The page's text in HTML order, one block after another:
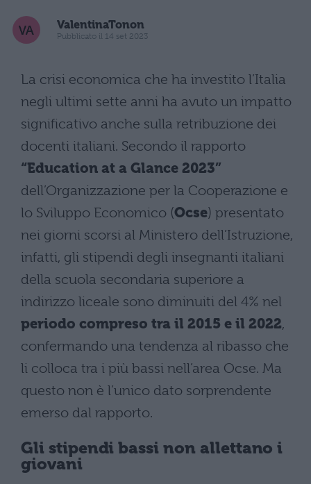
ValentinaTonon
Pubblicato il 14 set 2023
La crisi economica che ha investito l’Italia
negli ultimi sette anni ha avuto un impatto
significativo anche sulla retribuzione dei
docenti italiani. Secondo il rapporto
“Education at a Glance 2023”
dell’Organizzazione per la Cooperazione e
lo Sviluppo Economico (Ocse) presentato
nei giorni scorsi al Ministero dell’Istruzione,
infatti, gli stipendi degli insegnanti italiani
della scuola secondaria superiore a
indirizzo liceale sono diminuiti del 4% nel
periodo compreso tra il 2015 e il 2022,
confermando una tendenza al ribasso che
li colloca tra i più bassi nell’area Ocse. Ma
questo non è l’unico dato sorprendente
emerso dal rapporto.
Gli stipendi bassi non allettano i
giovani